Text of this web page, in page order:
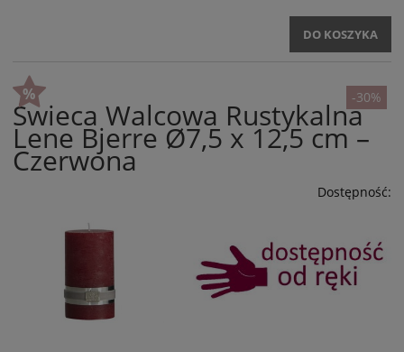
DO KOSZYKA
Świeca Walcowa Rustykalna
Lene Bjerre Ø7,5 x 12,5 cm –
Czerwona
Dostępność:
-30%